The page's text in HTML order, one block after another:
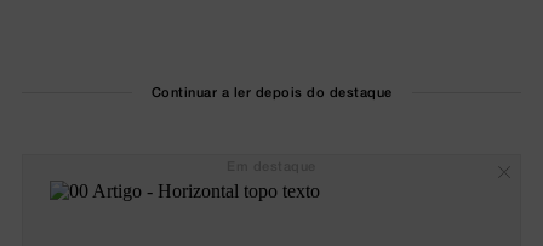
Continuar a ler depois do destaque